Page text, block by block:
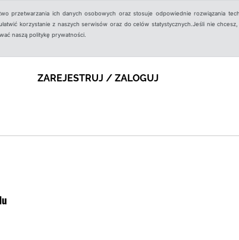
przetwarzania ich danych osobowych oraz stosuje odpowiednie rozwiązania
korzystanie z naszych serwisów oraz do celów statystycznych.Jeśli nie
naszą politykę prywatności.
ZAREJESTRUJ / ZALOGUJ